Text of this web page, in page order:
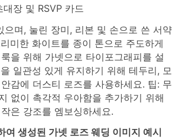
대장 및 RSVP 카드
으며, 눌린 장미, 리본 및 손으로 쓴 서약
미한 화이트를 종이 톤으로 주도하게
을 위해 가넷으로 타이포그래피를 설
일관성 있게 유지하기 위해 테두리, 모
감에 더스티 로즈를 사용하세요. 팁: 무
없이 촉각적 우아함을 추가하기 위해
은 강조를 엠보싱하세요.
생성된 가넷 로즈 웨딩 이미지 예시